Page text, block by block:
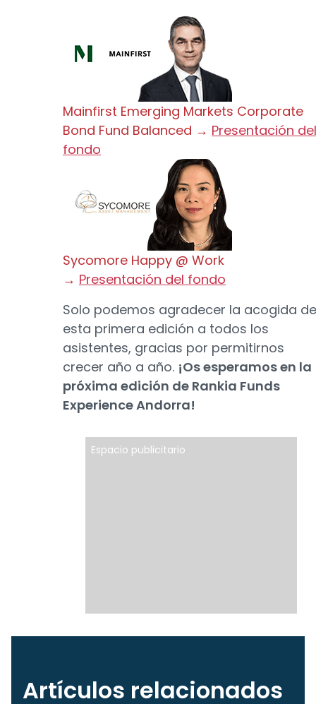
Mainfirst Emerging Markets Corporate
Bond Fund Balanced → Presentación del
fondo
Sycomore Happy @ Work
→ Presentación del fondo
Solo podemos agradecer la acogida de
esta primera edición a todos los
asistentes, gracias por permitirnos
crecer año a año. ¡Os esperamos en la
próxima edición de Rankia Funds
Experience Andorra!
Espacio publicitario
Artículos relacionados